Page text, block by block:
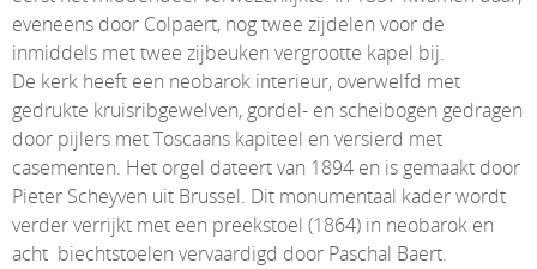
eveneens door Colpaert, nog twee zijdelen voor de
inmiddels met twee zijbeuken vergrootte kapel bij.
De kerk heeft een neobarok interieur, overwelfd met
gedrukte kruisribgewelven, gordel- en scheibogen gedragen
door pijlers met Toscaans kapiteel en versierd met
casementen. Het orgel dateert van 1894 en is gemaakt door
Pieter Scheyven uit Brussel. Dit monumentaal kader wordt
verder verrijkt met een preekstoel (1864) in neobarok en
acht biechtstoelen vervaardigd door Paschal Baert.